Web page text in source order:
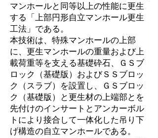
マンホールと同等以上の性能に更生
する「上部円形自立マンホール更生
工法」である。
本技術は、特殊マンホールの上部
に、更生マンホールの重量および上
載荷重等を支える基礎砕石、ＧＳブ
ロック（基礎版）およびＳＳブロッ
ク（スラブ）を設置し、ＧＳブロッ
ク（基礎版）と更生材の上端部とを
先付けのインサートとアンカーボル
トにより接合して一体化した吊り下
げ構造の自立マンホールである。